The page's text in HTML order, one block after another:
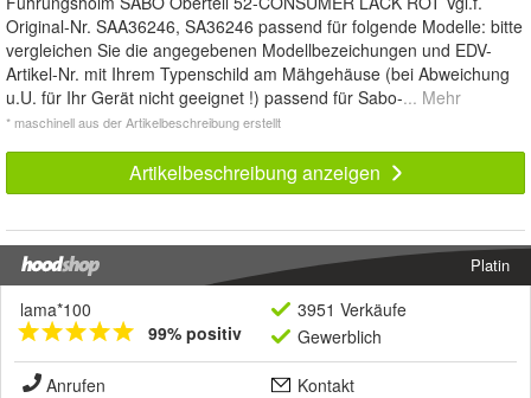
Original-Nr. SAA36246, SA36246 passend für folgende Modelle: bitte
vergleichen Sie die angegebenen Modellbezeichungen und EDV-
Artikel-Nr. mit Ihrem Typenschild am Mähgehäuse (bei Abweichung
u.U. für Ihr Gerät nicht geeignet !) passend für Sabo-... Mehr
* maschinell aus der Artikelbeschreibung erstellt
Artikelbeschreibung anzeigen
Platin
lama*100
99% positiv
3951 Verkäufe
Gewerblich
Anrufen
Kontakt